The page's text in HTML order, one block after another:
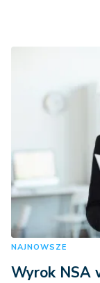
NAJNOWSZE
Wyrok NSA